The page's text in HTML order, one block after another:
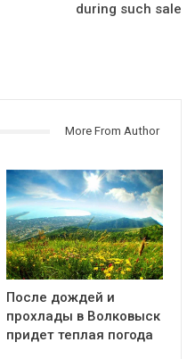
during such sale
More From Author
После дождей и
прохлады в Волковыск
придет теплая погода